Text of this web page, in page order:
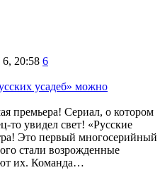
20:58 6
усадеб» можно
премьера! Сериал, о котором
то увидел свет! «Русские
Это первый многосерийный
стали возрожденные
их. Команда…